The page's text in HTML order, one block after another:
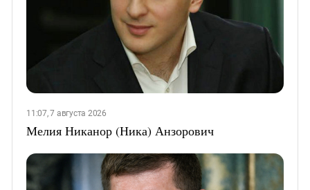
11:07, 7 августа 2026
Мелия Никанор (Ника) Анзорович